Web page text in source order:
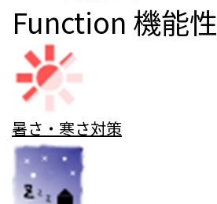
Function 機能性
暑さ・寒さ対策